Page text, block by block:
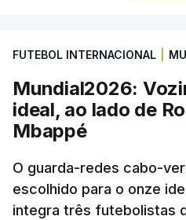
“Foi simplesmente surreal”,
dos turcos do
que fez Cabo Verde
participação numa fase
O ex-lateral do Benfica
“é um enorme orgulho e
FUTEBOL INTERNACIONAL
Mundial2026:
ideal, ao lado de
Mbappé
O guarda-redes cabo-
escolhido para o onze
integra três futebolistas